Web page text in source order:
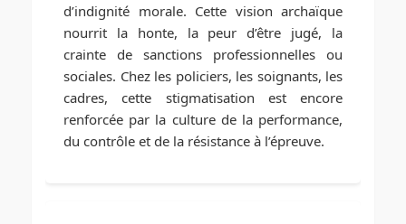
d’indignité morale. Cette vision archaïque
nourrit la honte, la peur d’être jugé, la
crainte de sanctions professionnelles ou
sociales. Chez les policiers, les soignants, les
cadres, cette stigmatisation est encore
renforcée par la culture de la performance,
du contrôle et de la résistance à l’épreuve.